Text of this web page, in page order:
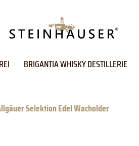
BRIGANTIA WHISKY DESTILLERIE
Selektion Edel Wacholder